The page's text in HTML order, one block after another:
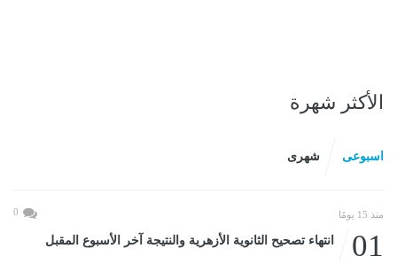
الأكثر شهرة
اسبوعى شهرى
منذ 15 يومًا 0
01 انتهاء تصحيح الثانوية الأزهرية والنتيجة آخر الأسبوع المقبل